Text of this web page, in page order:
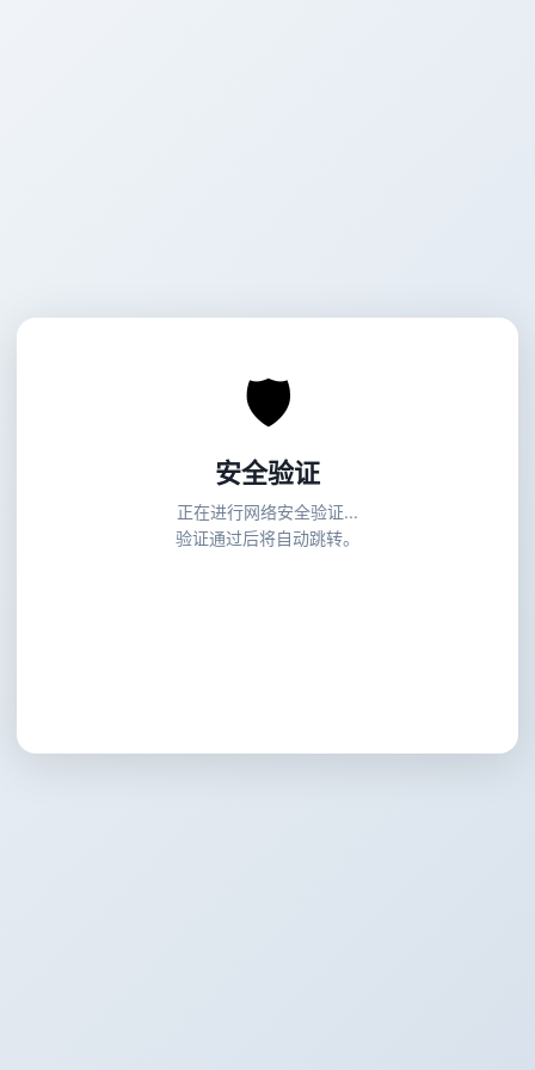
🛡
安全验证
正在进行网络安全验证...
验证通过后将自动跳转。